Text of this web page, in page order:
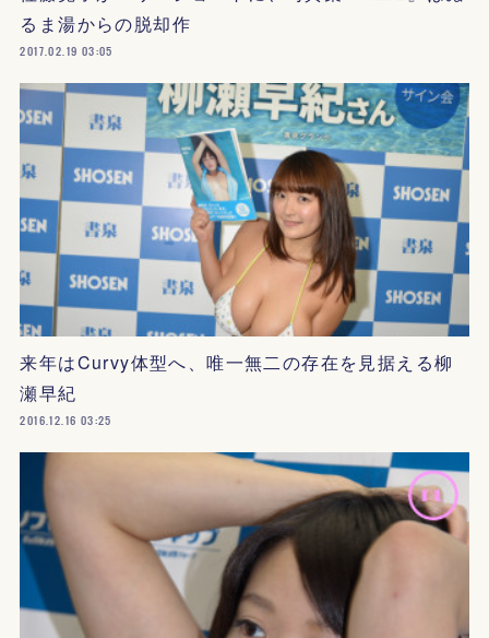
るま湯からの脱却作
2017.02.19 03:05
来年はCurvy体型へ、唯一無二の存在を見据える柳
瀬早紀
2016.12.16 03:25